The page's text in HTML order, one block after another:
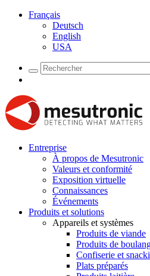
Français
Deutsch
English
USA
Entreprise
À propos de Mesutronic
Valeurs et conformité
Exposition virtuelle
Connaissances
Événements
Produits et solutions
Appareils et systèmes
Produits de viande
Produits de
Confiserie et
Plats préparés